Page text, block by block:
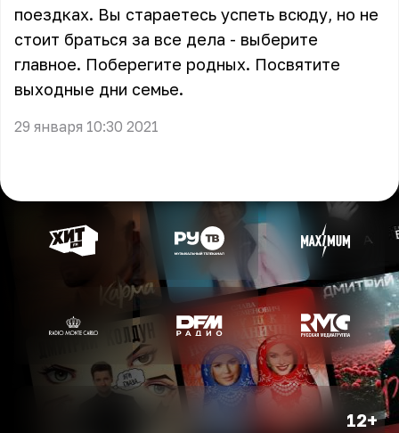
поездках. Вы стараетесь успеть всюду, но не
стоит браться за все дела - выберите
главное. Поберегите родных. Посвятите
выходные дни семье.
29 января 10:30 2021
12+